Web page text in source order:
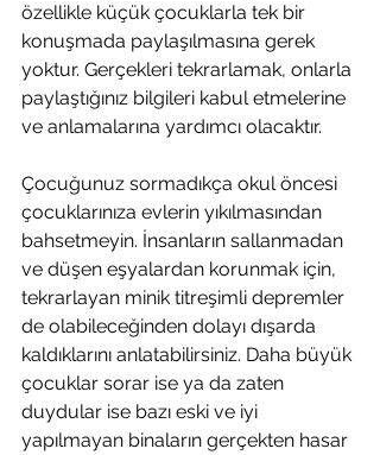
özellikle küçük çocuklarla tek bir
konuşmada paylaşılmasına gerek
yoktur. Gerçekleri tekrarlamak, onlarla
paylaştığınız bilgileri kabul etmelerine
ve anlamalarına yardımcı olacaktır.
Çocuğunuz sormadıkça okul öncesi
çocuklarınıza evlerin yıkılmasından
bahsetmeyin. İnsanların sallanmadan
ve düşen eşyalardan korunmak için,
tekrarlayan minik titreşimli depremler
de olabileceğinden dolayı dışarda
kaldıklarını anlatabilirsiniz. Daha büyük
çocuklar sorar ise ya da zaten
duydular ise bazı eski ve iyi
yapılmayan binaların gerçekten hasar